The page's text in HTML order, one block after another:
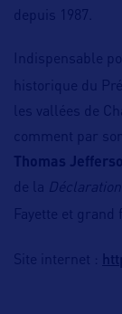
depuis 1987.
Indispensable
historique du
les vallées de
comment par
Thomas
de la Déclaration
Fayette et
Site internet :